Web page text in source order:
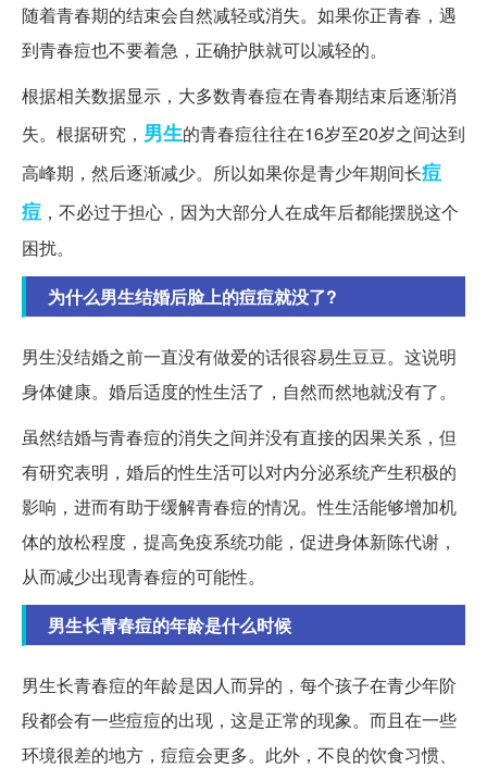
随着青春期的结束会自然减轻或消失。如果你正青春，遇
到青春痘也不要着急，正确护肤就可以减轻的。
根据相关数据显示，大多数青春痘在青春期结束后逐渐消
失。根据研究， 男生的青春痘往往在16岁至20岁之间达到
高峰期，然后逐渐减少。所以如果你是青少年期间长痘
痘 ，不必过于担心，因为大部分人在成年后都能摆脱这个
困扰。
为什么男生结婚后脸上的痘痘就没了?
男生没结婚之前一直没有做爱的话很容易生豆豆。这说明
身体健康。婚后适度的性生活了，自然而然地就没有了。
虽然结婚与青春痘的消失之间并没有直接的因果关系，但
有研究表明，婚后的性生活可以对内分泌系统产生积极的
影响，进而有助于缓解青春痘的情况。性生活能够增加机
体的放松程度，提高免疫系统功能，促进身体新陈代谢，
从而减少出现青春痘的可能性。
男生长青春痘的年龄是什么时候
男生长青春痘的年龄是因人而异的，每个孩子在青少年阶
段都会有一些痘痘的出现，这是正常的现象。而且在一些
环境很差的地方，痘痘会更多。此外，不良的饮食习惯、